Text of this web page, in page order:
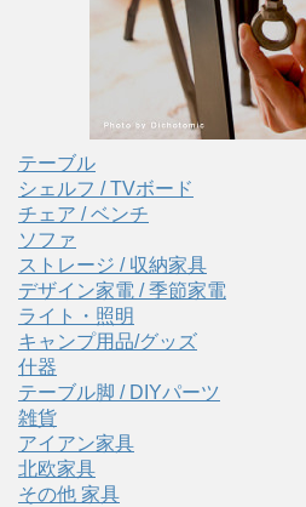
テーブル
シェルフ / TVボード
チェア / ベンチ
ソファ
ストレージ / 収納家具
デザイン家電 / 季節家電
ライト・照明
キャンプ用品/グッズ
什器
テーブル脚 / DIYパーツ
雑貨
アイアン家具
北欧家具
その他 家具